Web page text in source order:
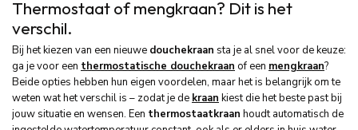
Thermostaat of mengkraan? Dit is het
verschil.
Bij het kiezen van een nieuwe douchekraan sta je al snel voor de keuze:
ga je voor een thermostatische douchekraan of een mengkraan?
Beide opties hebben hun eigen voordelen, maar het is belangrijk om te
weten wat het verschil is – zodat je de kraan kiest die het beste past bij
jouw situatie en wensen. Een thermostaatkraan houdt automatisch de